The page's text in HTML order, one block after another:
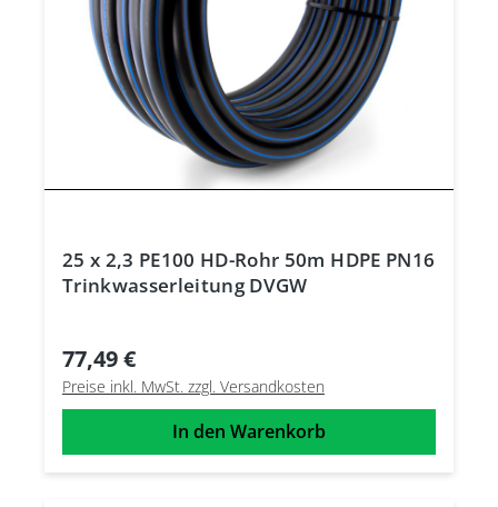
25 x 2,3 PE100 HD-Rohr 50m HDPE PN16
Trinkwasserleitung DVGW
77,49 €
Preise inkl. MwSt. zzgl. Versandkosten
In den Warenkorb